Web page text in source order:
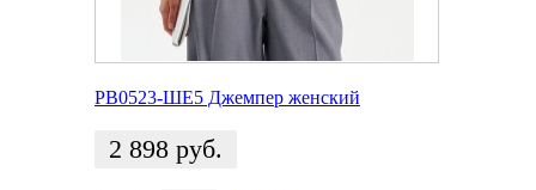
РВ0523-ШЕ5 Джемпер женский
2 898 руб.